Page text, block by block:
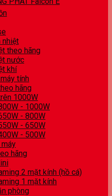
nhiệt
theo hãng
nước
khí
tính
hãng
1000W
- 1000W
- 800W
- 650W
- 500W
hãng
2 mặt kính (hồ cá)
1 mặt kính
phòng